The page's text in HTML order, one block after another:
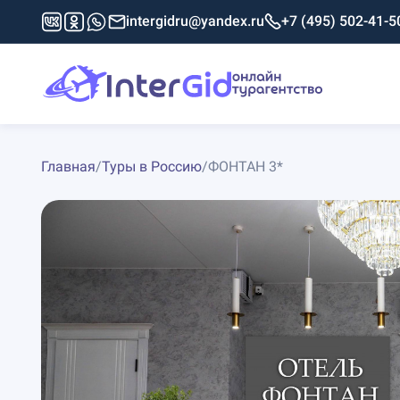
intergidru@yandex.ru +7 (495) 502-41-
Главная/Туры в Россию/ФОНТАН 3*